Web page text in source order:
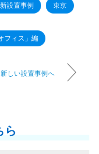
設置事例 東京
フィス」編
新しい設置事例へ
ら